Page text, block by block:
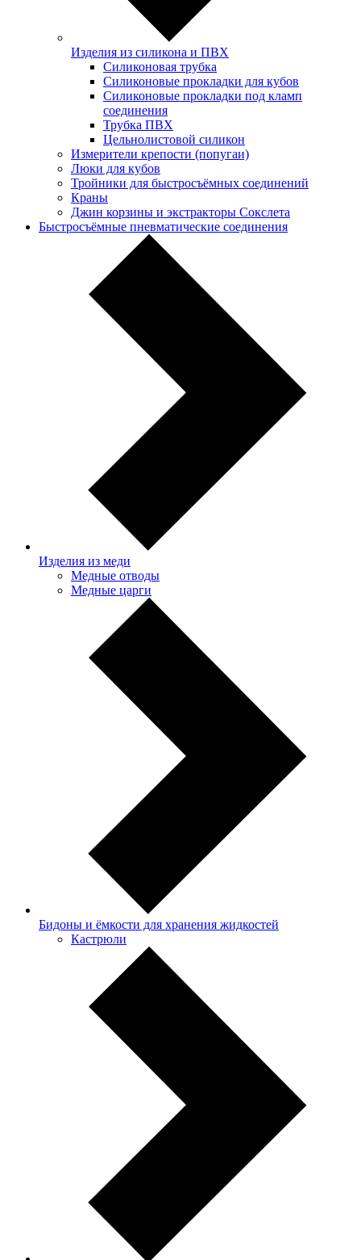
Изделия из силикона и ПВХ
Силиконовая трубка
Силиконовые прокладки для кубов
Силиконовые прокладки под кламп
соединения
Трубка ПВХ
Цельнолистовой силикон
Измерители крепости (попугаи)
Люки для кубов
Тройники для быстросъёмных соединений
Краны
Джин корзины и экстракторы Сокслета
Быстросъёмные пневматические соединения
Изделия из меди
Медные отводы
Медные царги
Бидоны и ёмкости для хранения жидкостей
Кастрюли